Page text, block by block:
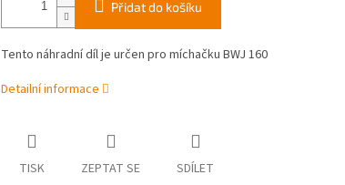
Přidat do košíku
Tento náhradní díl je určen pro míchačku BWJ 160
Detailní informace
TISK ZEPTAT SE SDÍLET